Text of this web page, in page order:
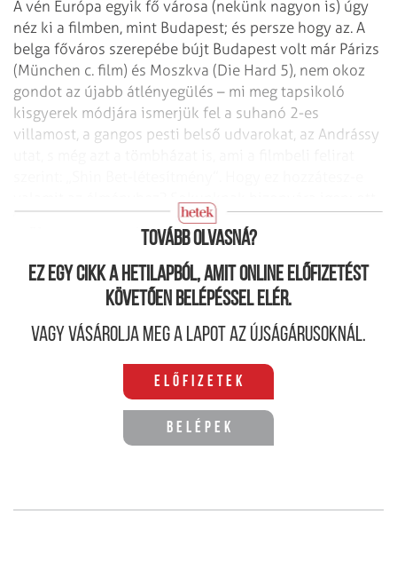
A vén Európa egyik fő városa (nekünk nagyon is) úgy
néz ki a filmben, mint Budapest; és persze hogy az. A
belga főváros szerepébe bújt Budapest volt már Párizs
(München c. film) és Moszkva (Die Hard 5), nem okoz
gondot az újabb átlényegülés – mi meg tapsikoló
kisgyerek módjára ismerjük fel a suhanó 2-es
villamost, a gangos pesti belső udvarokat, az Andrássy
vagyunk valamiképp egy világhírű projektben.
Tovább olvasná?
Ez egy cikk a hetilapból, amit online előfizetést
követően belépéssel elér.
Vagy vásárolja meg a lapot az újságárusoknál.
Előfizetek
Belépek